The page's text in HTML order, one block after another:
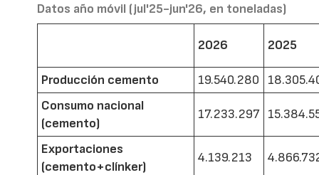
Datos año móvil (jul'25-jun'26, en toneladas)
2026 2025
Producción cemento 19.540.280
Consumo nacional
(cemento)
17.233.297
Exportaciones
(cemento+clínker)
4.139.213